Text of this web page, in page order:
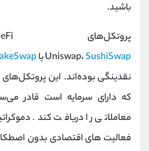
باشید.
Uniswap،SushiSwap یا
نقدینگی بوده‌اند. این
که دارای سرمایه است قادر
معاملاتی را دریافت کند.
فعالیت های اقتصادی بدون